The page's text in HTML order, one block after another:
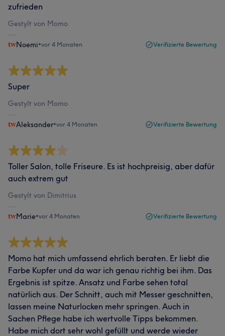
zufrieden
Gestylt von Momo
Noemi•vor 4 Monaten Verifizierte Bewertung
Super
Gestylt von Momo
Aleksander•vor 4 Monaten Verifizierte Bewertung
Toller Salon, tolle Friseure. Es ist hochpreisig, aber dafür
auch extrem gut
Gestylt von Dimitrius
Marie•vor 4 Monaten Verifizierte Bewertung
Momo hat mich umfassend ehrlich beraten. Er liebt die
Farbe Kupfer und da war ich genau richtig bei ihm. Das
Ergebnis ist spitze. Ansatz und Farbe sehen total
natürlich aus. Der Schnitt, auch mit Messer geschnitten,
lassen meine Naturlocken mehr springen. Auch in
Sachen Pflege habe ich wertvolle Tipps bekommen.
Habe mich dort sehr wohl gefüllt und werde wieder